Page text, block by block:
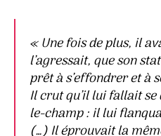
«Une fois de plus, il
l’agressait, que son
prêt à s’effondrer et à
Il crut qu’il lui fallait
le-champ : il lui
(…) Il éprouvait la